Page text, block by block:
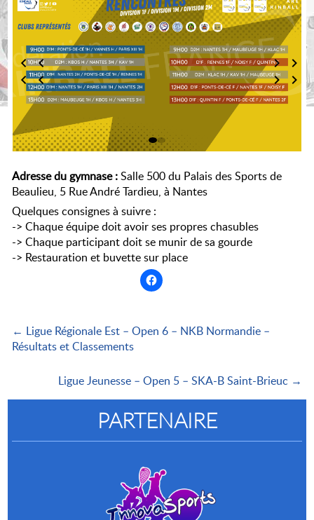
Adresse du gymnase :Salle 500 du Palais des Sports de
Beaulieu, 5 Rue André Tardieu, à Nantes
Quelques consignes à suivre :
-> Chaque équipe doit avoir ses propres chasubles
-> Chaque participant doit se munir de sa gourde
-> Restauration et buvette sur place
← Ligue Régionale Est – Open 6 – NKB Normandie –
Résultats et Classements
Ligue Jeunesse – Open 5 – SKA-B Saint-Brieuc →
PARTENAIRE